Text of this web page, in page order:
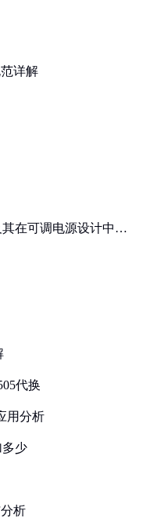
详解
在可调电源设计中的
代换
用分析
多少
析